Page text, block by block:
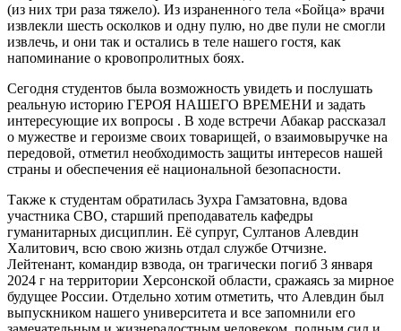
(из них три раза тяжело). Из израненного тела «Бойца» врачи
извлекли шесть осколков и одну пулю, но две пули не смогли
извлечь, и они так и остались в теле нашего гостя, как
напоминание о кровопролитных боях.
Сегодня студентов была возможность увидеть и послушать
реальную историю ГЕРОЯ НАШЕГО ВРЕМЕНИ и задать
интересующие их вопросы . В ходе встречи Абакар рассказал
о мужестве и героизме своих товарищей, о взаимовыручке на
передовой, отметил необходимость защиты интересов нашей
страны и обеспечения её национальной безопасности.
Также к студентам обратилась Зухра Гамзатовна, вдова
участника СВО, старший преподаватель кафедры
гуманитарных дисциплин. Её супруг, Султанов Алевдин
Халитович, всю свою жизнь отдал службе Отчизне.
Лейтенант, командир взвода, он трагически погиб 3 января
2024 г на территории Херсонской области, сражаясь за мирное
будущее России. Отдельно хотим отметить, что Алевдин был
выпускником нашего университета и все запомнили его